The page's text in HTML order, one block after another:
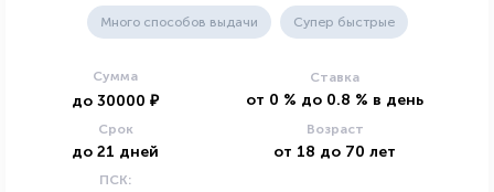
Много способов выдачи Супер быстрые
Сумма
до 30000 ₽
Ставка
от 0 % до 0.8 % в день
Срок
до 21 дней
Возраст
от 18 до 70 лет
ПСК: